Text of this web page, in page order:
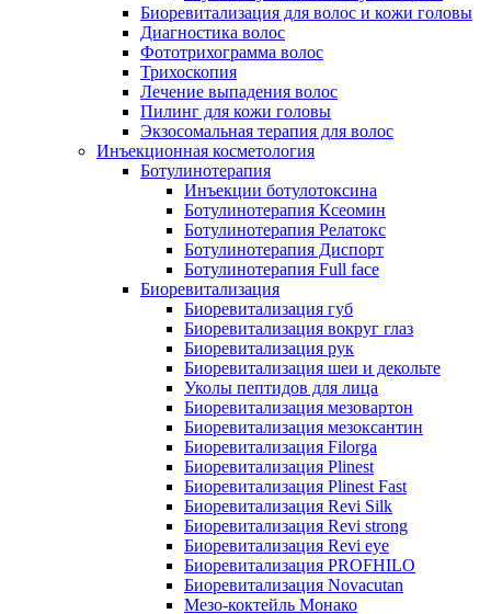
Биоревитализация для волос и кожи головы
Диагностика волос
Фототрихограмма волос
Трихоскопия
Лечение выпадения волос
Пилинг для кожи головы
Экзосомальная терапия для волос
Инъекционная косметология
Ботулинотерапия
Инъекции ботулотоксина
Ботулинотерапия Ксеомин
Ботулинотерапия Релатокс
Ботулинотерапия Диспорт
Ботулинотерапия Full face
Биоревитализация
Биоревитализация губ
Биоревитализация вокруг глаз
Биоревитализация рук
Биоревитализация шеи и декольте
Уколы пептидов для лица
Биоревитализация мезовартон
Биоревитализация мезоксантин
Биоревитализация Filorga
Биоревитализация Plinest
Биоревитализация Plinest Fast
Биоревитализация Revi Silk
Биоревитализация Revi strong
Биоревитализация Revi eye
Биоревитализация PROFHILO
Биоревитализация Novacutan
Мезо-коктейль Монако